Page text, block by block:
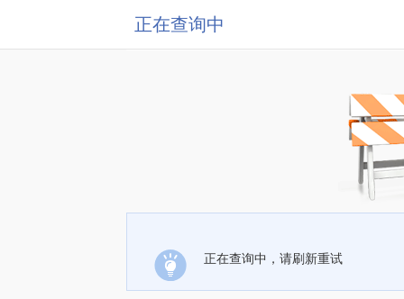
正在查询中
正在查询中，请刷新重试